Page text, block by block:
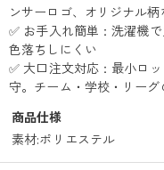
ンサーロゴ、オリジナル
✅ お手入れ簡単：洗濯機
色落ちしにくい
✅ 大口注文対応：最小ロ
守。チーム・学校・リー
商品仕様
素材:ポリエステル